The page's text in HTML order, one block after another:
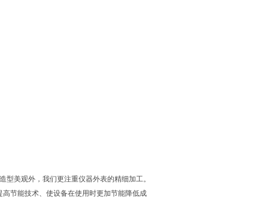
美观外，我们更注重仪器外表的精细加工。
节能技术、使设备在使用时更加节能降低成